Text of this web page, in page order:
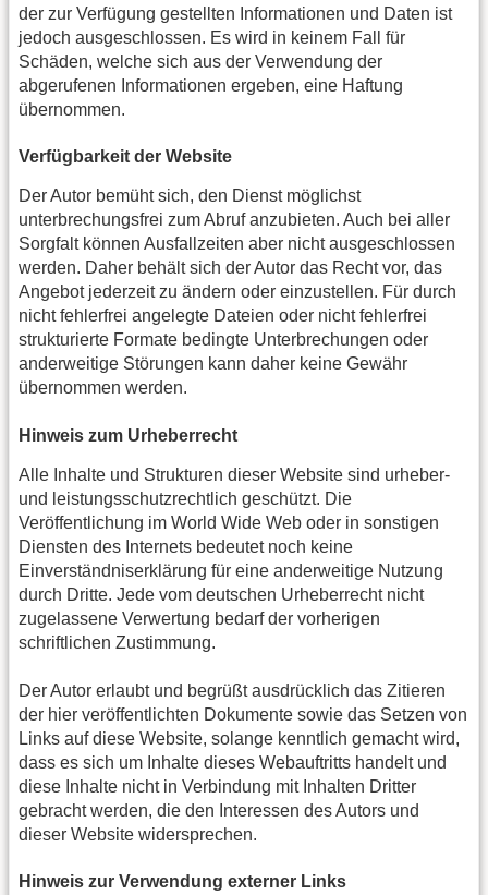
der zur Verfügung gestellten Informationen und Daten ist
jedoch ausgeschlossen. Es wird in keinem Fall für
Schäden, welche sich aus der Verwendung der
abgerufenen Informationen ergeben, eine Haftung
übernommen.
Verfügbarkeit der Website
Der Autor bemüht sich, den Dienst möglichst
unterbrechungsfrei zum Abruf anzubieten. Auch bei aller
Sorgfalt können Ausfallzeiten aber nicht ausgeschlossen
werden. Daher behält sich der Autor das Recht vor, das
Angebot jederzeit zu ändern oder einzustellen. Für durch
nicht fehlerfrei angelegte Dateien oder nicht fehlerfrei
strukturierte Formate bedingte Unterbrechungen oder
anderweitige Störungen kann daher keine Gewähr
übernommen werden.
Hinweis zum Urheberrecht
Alle Inhalte und Strukturen dieser Website sind urheber-
und leistungsschutzrechtlich geschützt. Die
Veröffentlichung im World Wide Web oder in sonstigen
Diensten des Internets bedeutet noch keine
Einverständniserklärung für eine anderweitige Nutzung
durch Dritte. Jede vom deutschen Urheberrecht nicht
zugelassene Verwertung bedarf der vorherigen
schriftlichen Zustimmung.
Der Autor erlaubt und begrüßt ausdrücklich das Zitieren
der hier veröffentlichten Dokumente sowie das Setzen von
Links auf diese Website, solange kenntlich gemacht wird,
dass es sich um Inhalte dieses Webauftritts handelt und
diese Inhalte nicht in Verbindung mit Inhalten Dritter
gebracht werden, die den Interessen des Autors und
dieser Website widersprechen.
Hinweis zur Verwendung externer Links